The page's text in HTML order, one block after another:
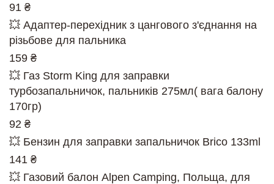
91 ₴
💥 Адаптер-перехідник з цангового з'єднання на
різьбове для пальника
159 ₴
💥 Газ Storm King для заправки
турбозапальничок, пальників 275мл( вага балону
170гр)
92 ₴
💥 Бензин для заправки запальничок Brico 133ml
141 ₴
💥 Газовий балон Alpen Camping, Польща, для